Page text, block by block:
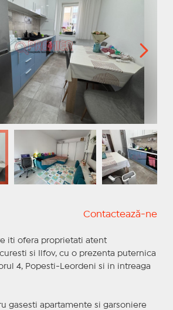
Contactează-ne
iti ofera proprietati atent
si Ilfov, cu o prezenta puternica
4, Popesti-Leordeni si in intreaga
gasesti apartamente si garsoniere